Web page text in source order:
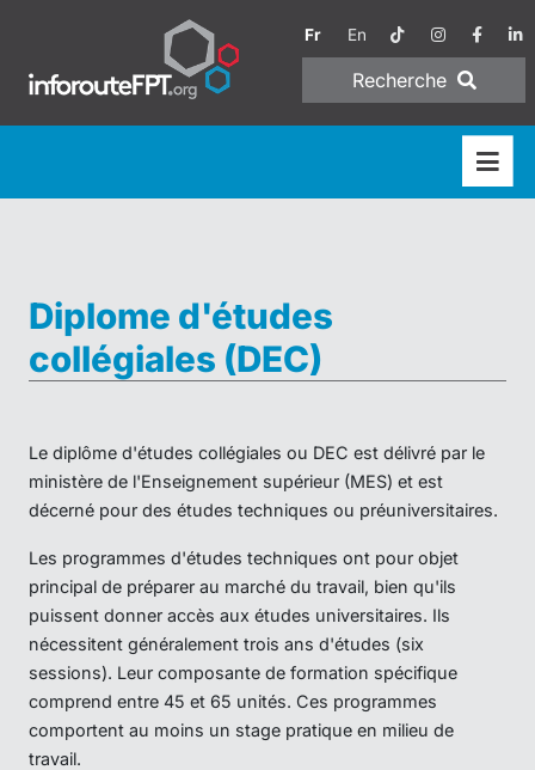
Fr En
Recherche
Diplome d'études
collégiales (DEC)
Le diplôme d'études collégiales ou DEC est délivré par le
ministère de l'Enseignement supérieur (MES) et est
décerné pour des études techniques ou préuniversitaires.
Les programmes d'études techniques ont pour objet
principal de préparer au marché du travail, bien qu'ils
puissent donner accès aux études universitaires. Ils
nécessitent généralement trois ans d'études (six
sessions). Leur composante de formation spécifique
comprend entre 45 et 65 unités. Ces programmes
comportent au moins un stage pratique en milieu de
travail.